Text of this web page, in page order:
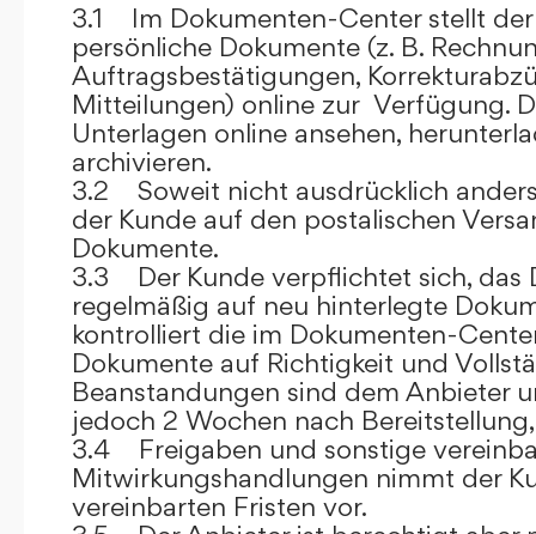
3.1 Im Dokumenten-Center stellt
persönliche Dokumente (z. B.
Auftragsbestätigungen,
Mitteilungen) online zur Verfügung.
Unterlagen online ansehen,
archivieren.
3.2 Soweit nicht ausdrücklich
der Kunde auf den postalischen
Dokumente.
3.3 Der Kunde verpflichtet sich, das
regelmäßig auf neu hinterlegte
kontrolliert die im Dokumenten-
Dokumente auf Richtigkeit und
Beanstandungen sind dem Anbieter
jedoch 2 Wochen nach
3.4 Freigaben und sonstige
Mitwirkungshandlungen nimmt der
vereinbarten Fristen vor.